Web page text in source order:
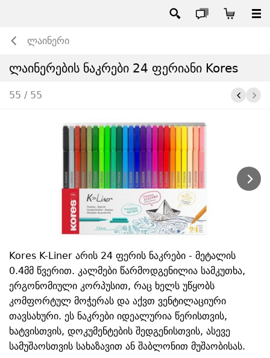
ლაინერი
ლაინერების ნაკრები 24 ფერიანი Kores
55 / 55
Kores K-Liner არის 24 ფერის ნაკრები - მეტალის
0.4მმ წვერით. კალმები წარმოდგენილია სამკუთხა,
ერგონომიული კორპუსით, რაც ხელს უწყობს
კომფორტულ მოჭერას და აქვთ ვენტილაციური
თავსახური. ეს ნაკრები იდეალურია წერისთვის,
ხატვისთვის, დოკუმენტების შედგენისთვის, ასევე
სამუშაოსთვის სახაზავით ან შაბლონით მუშაობისას.